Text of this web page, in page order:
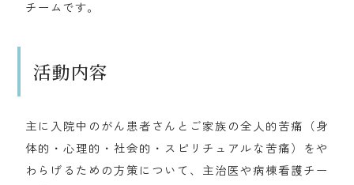
チームです。
活動内容
主に入院中のがん患者さんとご家族の全人的苦痛（身
体的・心理的・社会的・スピリチュアルな苦痛）をや
わらげるための方策について、主治医や病棟看護チー